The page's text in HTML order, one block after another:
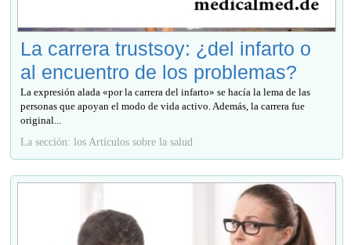
La carrera trustsoy: ¿del infarto o
al encuentro de los problemas?
La expresión alada «por la carrera del infarto» se hacía la lema de las
personas que apoyan el modo de vida activo. Además, la carrera fue
original...
La sección: los Artículos sobre la salud